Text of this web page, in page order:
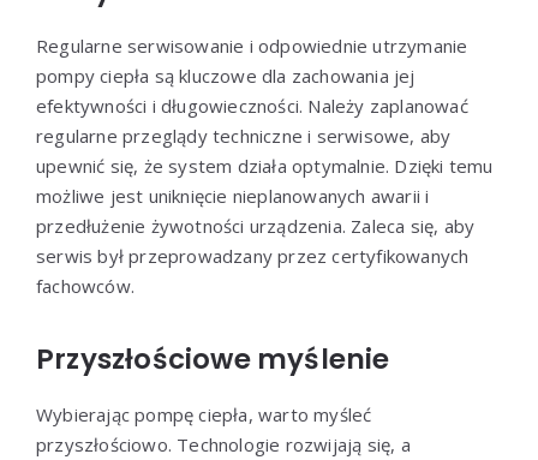
Regularne serwisowanie i odpowiednie utrzymanie
pompy ciepła są kluczowe dla zachowania jej
efektywności i długowieczności. Należy zaplanować
regularne przeglądy techniczne i serwisowe, aby
upewnić się, że system działa optymalnie. Dzięki temu
możliwe jest uniknięcie nieplanowanych awarii i
przedłużenie żywotności urządzenia. Zaleca się, aby
serwis był przeprowadzany przez certyfikowanych
fachowców.
Przyszłościowe myślenie
Wybierając pompę ciepła, warto myśleć
przyszłościowo. Technologie rozwijają się, a